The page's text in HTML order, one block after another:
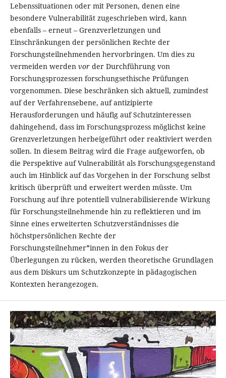
Lebenssituationen oder mit Personen, denen eine
besondere Vulnerabilität zugeschrieben wird, kann
ebenfalls – erneut – Grenzverletzungen und
Einschränkungen der persönlichen Rechte der
Forschungsteilnehmenden hervorbringen. Um dies zu
vermeiden werden vorder Durchführung von
Forschungsprozessen forschungsethische Prüfungen
vorgenommen. Diese beschränken sich aktuell, zumindest
auf der Verfahrensebene, auf antizipierte
Herausforderungen und häufig auf Schutzinteressen
dahingehend, dass im Forschungsprozess möglichst keine
Grenzverletzungen herbeigeführt oder reaktiviert werden
sollen. In diesem Beitrag wird die Frage aufgeworfen, ob
die Perspektive auf Vulnerabilität als Forschungsgegenstand
auch im Hinblick auf das Vorgehen in der Forschung selbst
kritisch überprüft und erweitert werden müsste. Um
Forschung auf ihre potentiell vulnerabilisierende Wirkung
für Forschungsteilnehmende hin zu reflektieren und im
Sinne eines erweiterten Schutzverständnisses die
höchstpersönlichen Rechte der
Forschungsteilnehmer*innen in den Fokus der
Überlegungen zu rücken, werden theoretische Grundlagen
aus dem Diskurs um Schutzkonzepte in pädagogischen
Kontexten herangezogen.